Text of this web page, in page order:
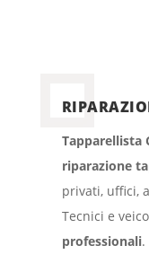
Tapparellista
riparazione
privati, uffici,
Tecnici e
professionali.